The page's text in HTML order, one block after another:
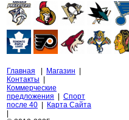
Главная Магазин
Контакты
Коммерческие
предложения
Спорт
после 40
Карта Сайта